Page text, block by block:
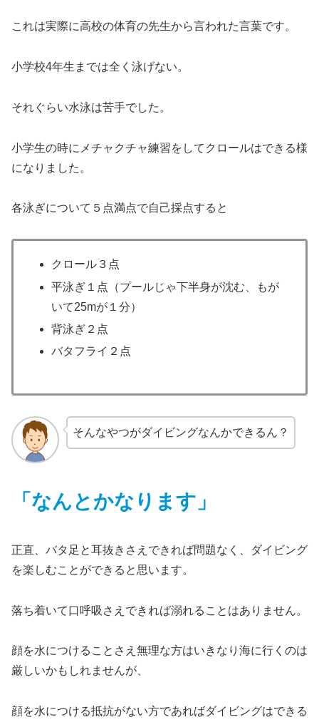
これは実際に高校の体育の先生から言われた言葉です。
小学校4年生までは全く泳げない。
それぐらい水泳は苦手でした。
小学生の時にメチャクチャ練習をしてクロールはできる様
になりました。
各泳ぎについて５点満点で自己採点すると
クロール３点
平泳ぎ１点（プールじゃ下半身が沈む、もが
いて25mが１分）
背泳ぎ２点
バタフライ２点
そんなやつがダイビングなんかできるん？
「なんとかなります」
正直、バタ足と耳抜きさえできれば問題なく、ダイビング
を楽しむことができると思います。
落ち着いて口呼吸さえできれば溺れることはありません。
顔を水につけることさえ無理な方はいきなり海に行くのは
厳しいかもしれませんが、
顔を水につける抵抗がない方であればダイビングはできる